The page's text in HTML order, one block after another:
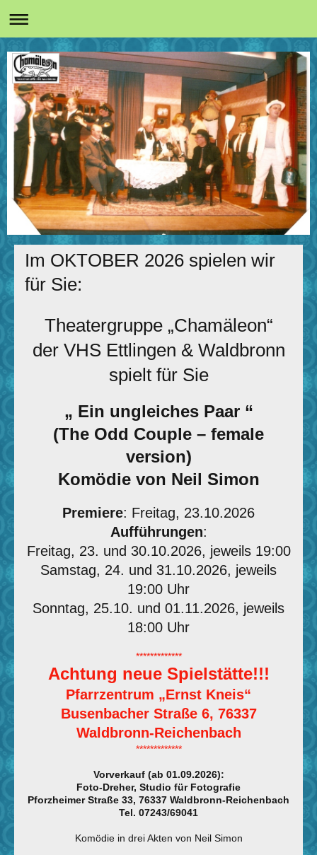
Im OKTOBER 2026 spielen wir
für Sie:
Theatergruppe „Chamäleon“
der VHS Ettlingen & Waldbronn
spielt für Sie
„ Ein ungleiches Paar “
(The Odd Couple – female
version)
Komödie von Neil Simon
Premiere: Freitag, 23.10.2026
Aufführungen:
Freitag, 23. und 30.10.2026, jeweils 19:00
Samstag, 24. und 31.10.2026, jeweils
19:00 Uhr
Sonntag, 25.10. und 01.11.2026, jeweils
18:00 Uhr
*************
Achtung neue Spielstätte!!!
Pfarrzentrum „Ernst Kneis“
Busenbacher Straße 6, 76337
Waldbronn-Reichenbach
*************
Vorverkauf (ab 01.09.2026):
Foto-Dreher, Studio für Fotografie
Pforzheimer Straße 33, 76337 Waldbronn-Reichenbach
Tel. 07243/69041
Komödie in drei Akten von Neil Simon